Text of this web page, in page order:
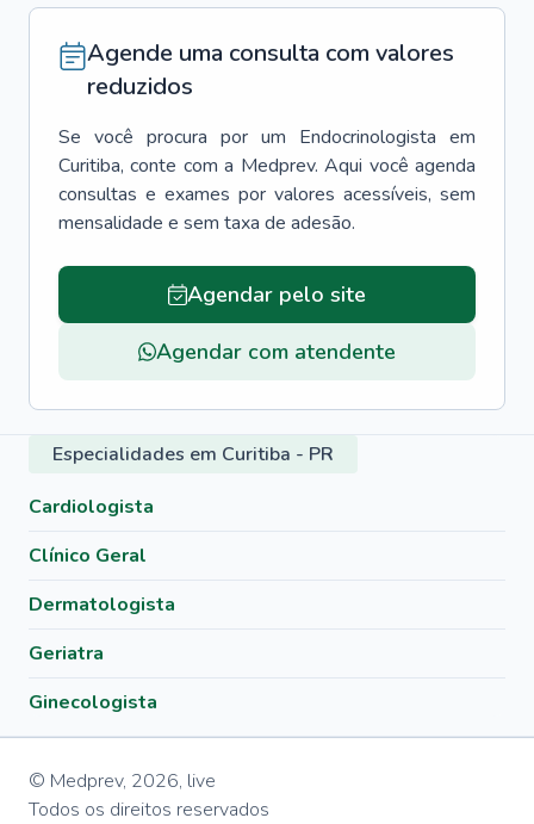
Agende uma consulta com valores
reduzidos
Se você procura por um Endocrinologista em
Curitiba, conte com a Medprev. Aqui você agenda
consultas e exames por valores acessíveis, sem
mensalidade e sem taxa de adesão.
Agendar pelo site
Agendar com atendente
Especialidades em Curitiba - PR
Cardiologista
Clínico Geral
Dermatologista
Geriatra
Ginecologista
© Medprev, 2026, live
Todos os direitos reservados